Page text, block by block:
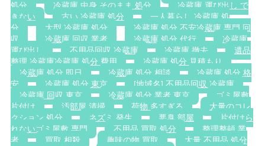
処分
冷蔵庫 中身 そのまま 処分
冷蔵庫 運び出し で
きない
古い 冷蔵庫 処分
一人暮らし 冷蔵庫 処
分
大型 冷蔵庫 処分
冷蔵庫 処分 不安冷蔵庫 専門 回
収
冷蔵庫 回収 業者 冷蔵庫 処分 代行
冷蔵庫
運び出し
不用品回収 冷蔵庫 冷蔵庫 撤去
遺品
整理 冷蔵庫冷蔵庫 処分 費用
冷蔵庫 処分 見積もり
冷蔵庫 処分 即日
冷蔵庫 処分 相談
冷蔵庫 処分 格
安
冷蔵庫 処分 東京
[地域名] 不用品回収 冷蔵庫
冷蔵庫 回収 東京
冷蔵庫 処分 業者 東京
ゴミ屋敷
片付け
汚部屋 清掃 荷物 多すぎる
大量のコレ
クション 処分
ネズミ 発生 悪臭 部屋
片付けら
れないゴミ屋敷 専門
不用品 買取 処分
整理整頓 業
者
買取 相殺 趣味の物 買取
大量 不用品 処分